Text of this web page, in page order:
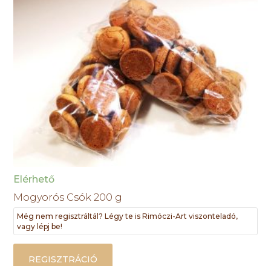
Elérhető
Mogyorós Csók 200 g
Még nem regisztráltál? Légy te is Rimóczi-Art viszonteladó,
vagy lépj be!
REGISZTRÁCIÓ